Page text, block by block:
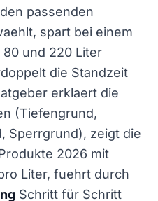
passenden
spart bei einem
und 220 Liter
die Standzeit
erklaert die
(Tiefengrund,
Sperrgrund), zeigt die
2026 mit
Liter, fuehrt durch
Schritt für Schritt